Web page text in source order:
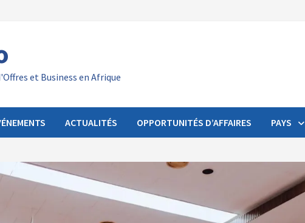
et Business en Afrique
ACTUALITÉS OPPORTUNITÉS D’AFFAIRES PAYS